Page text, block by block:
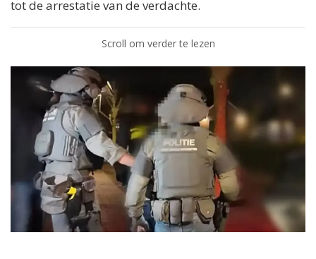
tot de arrestatie van de verdachte.
Scroll om verder te lezen